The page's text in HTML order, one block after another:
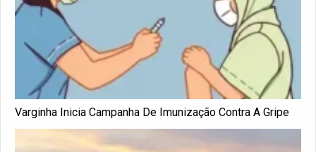
Varginha Inicia Campanha De Imunização Contra A Gripe